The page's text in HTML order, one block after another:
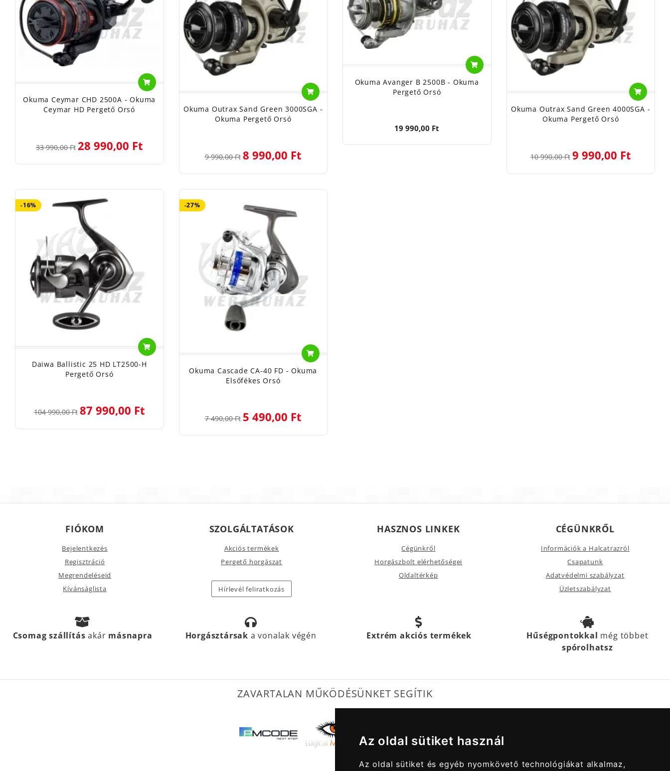
Az oldal sütiket használ
Az oldal sütiket és egyéb nyomkövető technológiákat alkalmaz,
Okuma Ceymar CHD 2500A - Okuma
Ceymar HD Pergető Orsó
33 990,00 Ft 28 990,00 Ft
Okuma Outrax Sand Green 3000SGA -
Okuma Pergető Orsó
9 990,00 Ft 8 990,00 Ft
Okuma Avanger B 2500B - Okuma
Pergető Orsó
19 990,00 Ft
Okuma Outrax Sand Green 4000SGA -
Okuma Pergető Orsó
10 990,00 Ft 9 990,00 Ft
-16%
Daiwa Ballistic 25 HD LT2500-H
Pergető Orsó
104 990,00 Ft 87 990,00 Ft
-27%
Okuma Cascade CA-40 FD - Okuma
Elsőfékes Orsó
7 490,00 Ft 5 490,00 Ft
FIÓKOM
Bejelentkezés
Regisztráció
Megrendeléseid
Kívánságlista
SZOLGÁLTATÁSOK
Akciós termékek
Pergető horgászat
Hírlevél feliratkozás
HASZNOS LINKEK
Cégünkről
Horgászbolt elérhetőségei
Oldaltérkép
CÉGÜNKRŐL
Információk a Halcatrazról
Csapatunk
Adatvédelmi szabályzat
Üzletszabályzat
Csomag szállításakár másnapra Horgásztársak a vonalak végén Extrém akciós termékek Hűségpontokkal még többet
spórolhatsz
ZAVARTALAN MŰKÖDÉSÜNKET SEGÍTIK